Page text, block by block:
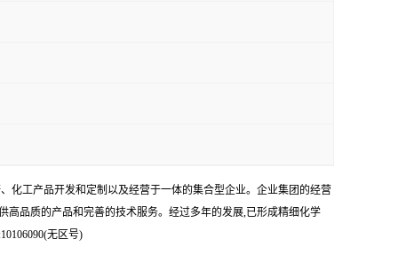
化工产品开发和定制以及经营于一体的集合型企业。企业集团的经营
品质的产品和完善的技术服务。经过多年的发展,已形成精细化学
无区号)